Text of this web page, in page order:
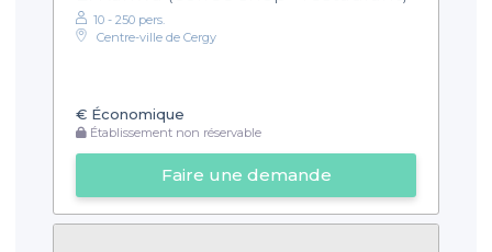
10 - 250 pers.
Centre-ville de Cergy
€ Économique
Établissement non réservable
Faire une demande